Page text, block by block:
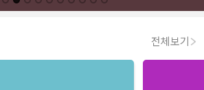
전체보기